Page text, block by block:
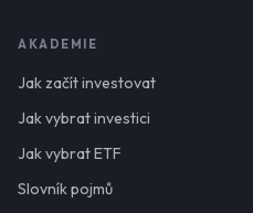
AKADEMIE
Jak začít investovat
Jak vybrat investici
Jak vybrat ETF
Slovník pojmů